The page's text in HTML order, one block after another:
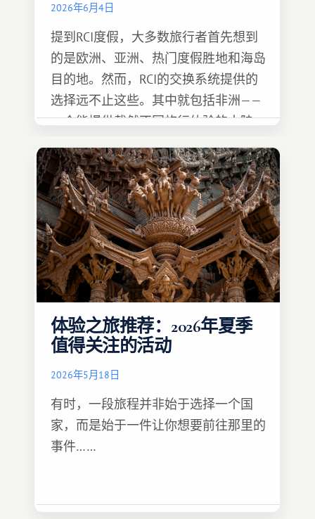
2026年6月4日
提到RCI度假，大多数旅行者首先想到
的是欧洲、亚洲、热门度假胜地和海岛
目的地。然而，RCI的交换系统提供的
选择远不止这些。其中就包括非洲——
一个能提供截然不同旅行体验的大陆。
体验之旅推荐：2026年夏季
值得关注的活动
2026年5月18日
有时，一段旅程并非始于选择一个国
家，而是始于一件让你想要前往那里的
事件……